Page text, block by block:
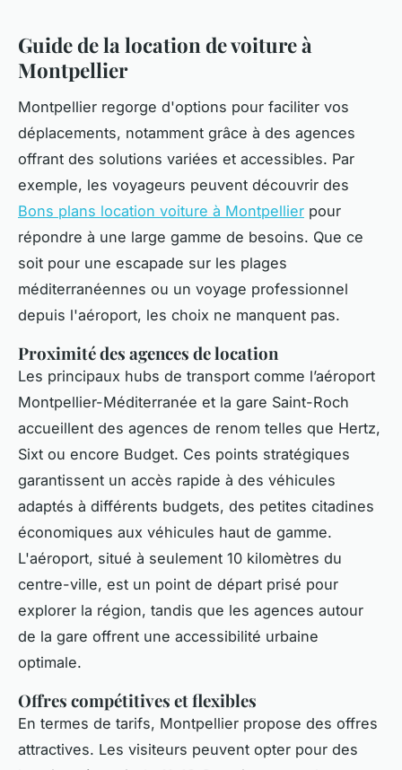
Guide de la location de voiture à
Montpellier
Montpellier regorge d'options pour faciliter vos
déplacements, notamment grâce à des agences
offrant des solutions variées et accessibles. Par
exemple, les voyageurs peuvent découvrir des
Bons plans location voiture à Montpellier pour
répondre à une large gamme de besoins. Que ce
soit pour une escapade sur les plages
méditerranéennes ou un voyage professionnel
depuis l'aéroport, les choix ne manquent pas.
Proximité des agences de location
Les principaux hubs de transport comme l’aéroport
Montpellier-Méditerranée et la gare Saint-Roch
accueillent des agences de renom telles que Hertz,
Sixt ou encore Budget. Ces points stratégiques
garantissent un accès rapide à des véhicules
adaptés à différents budgets, des petites citadines
économiques aux véhicules haut de gamme.
L'aéroport, situé à seulement 10 kilomètres du
centre-ville, est un point de départ prisé pour
explorer la région, tandis que les agences autour
de la gare offrent une accessibilité urbaine
optimale.
Offres compétitives et flexibles
En termes de tarifs, Montpellier propose des offres
attractives. Les visiteurs peuvent opter pour des